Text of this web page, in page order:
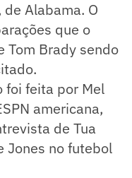
Alabama. O
que o
Tom Brady sendo
foi feita por Mel
americana,
de Tua
Jones no futebol